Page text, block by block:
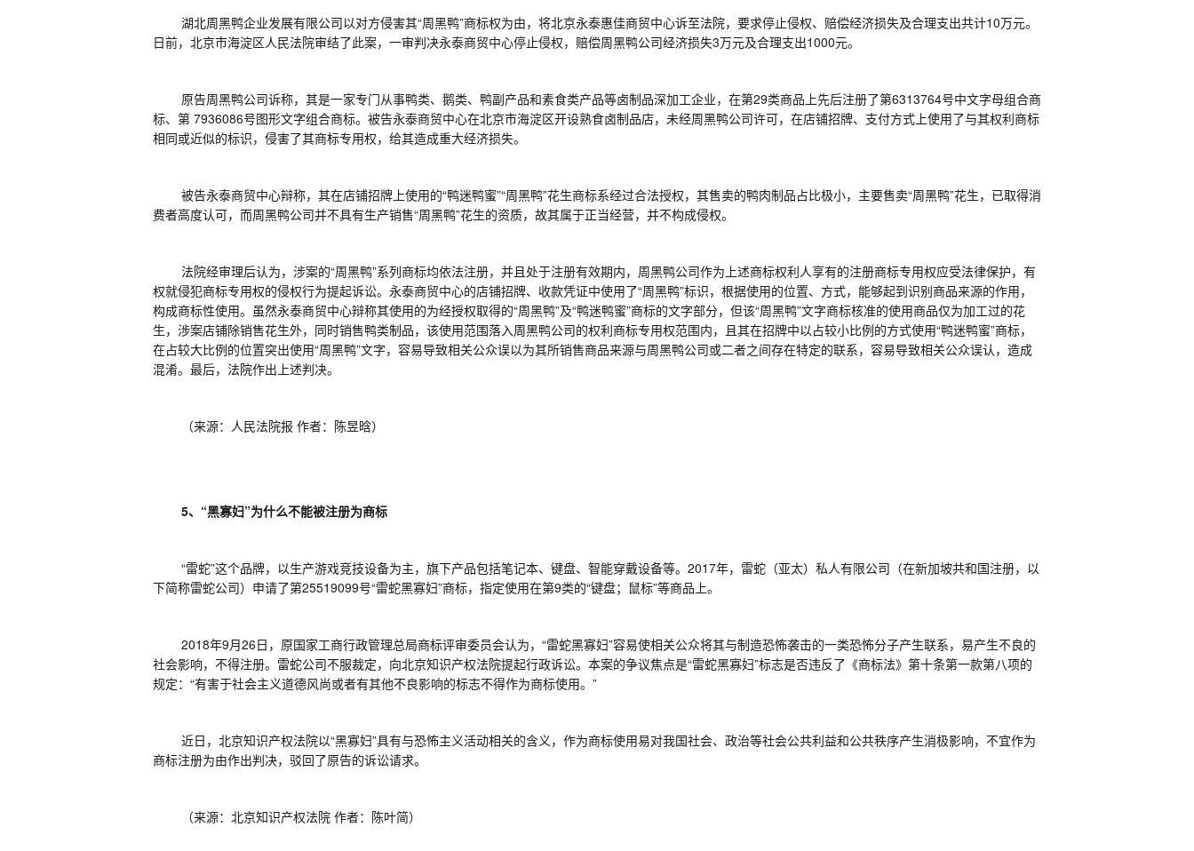
湖北周黑鸭企业发展有限公司以对方侵害其“周黑鸭”商标权为由，将北京永泰惠佳商贸中心诉至法院，要求停止侵权、赔偿经济损失及合理支出共计10万元。
日前，北京市海淀区人民法院审结了此案，一审判决永泰商贸中心停止侵权，赔偿周黑鸭公司经济损失3万元及合理支出1000元。
原告周黑鸭公司诉称，其是一家专门从事鸭类、鹅类、鸭副产品和素食类产品等卤制品深加工企业，在第29类商品上先后注册了第6313764号中文字母组合商
标、第 7936086号图形文字组合商标。被告永泰商贸中心在北京市海淀区开设熟食卤制品店，未经周黑鸭公司许可，在店铺招牌、支付方式上使用了与其权利商标
相同或近似的标识，侵害了其商标专用权，给其造成重大经济损失。
被告永泰商贸中心辩称，其在店铺招牌上使用的“鸭迷鸭蜜”“周黑鸭”花生商标系经过合法授权，其售卖的鸭肉制品占比极小，主要售卖“周黑鸭”花生，已取得消
费者高度认可，而周黑鸭公司并不具有生产销售“周黑鸭”花生的资质，故其属于正当经营，并不构成侵权。
法院经审理后认为，涉案的“周黑鸭”系列商标均依法注册，并且处于注册有效期内，周黑鸭公司作为上述商标权利人享有的注册商标专用权应受法律保护，有
权就侵犯商标专用权的侵权行为提起诉讼。永泰商贸中心的店铺招牌、收款凭证中使用了“周黑鸭”标识，根据使用的位置、方式，能够起到识别商品来源的作用，
构成商标性使用。虽然永泰商贸中心辩称其使用的为经授权取得的“周黑鸭”及“鸭迷鸭蜜”商标的文字部分，但该“周黑鸭”文字商标核准的使用商品仅为加工过的花
生，涉案店铺除销售花生外，同时销售鸭类制品，该使用范围落入周黑鸭公司的权利商标专用权范围内，且其在招牌中以占较小比例的方式使用“鸭迷鸭蜜”商标，
在占较大比例的位置突出使用“周黑鸭”文字，容易导致相关公众误以为其所销售商品来源与周黑鸭公司或二者之间存在特定的联系，容易导致相关公众误认，造成
混淆。最后，法院作出上述判决。
（来源：人民法院报 作者：陈昱晗）
5、“黑寡妇”为什么不能被注册为商标
“雷蛇”这个品牌，以生产游戏竞技设备为主，旗下产品包括笔记本、键盘、智能穿戴设备等。 2017年，雷蛇（亚太）私人有限公司（在新加坡共和国注册，以
下简称雷蛇公司）申请了第25519099号“雷蛇黑寡妇”商标，指定使用在第9类的“键盘；鼠标”等商品上。
2018年9月26日，原国家工商行政管理总局商标评审委员会认为，“雷蛇黑寡妇”容易使相关公众将其与制造恐怖袭击的一类恐怖分子产生联系，易产生不良的
社会影响，不得注册。雷蛇公司不服裁定，向北京知识产权法院提起行政诉讼。本案的争议焦点是“雷蛇黑寡妇”标志是否违反了《商标法》第十条第一款第八项的
规定：“有害于社会主义道德风尚或者有其他不良影响的标志不得作为商标使用。”
近日，北京知识产权法院以“黑寡妇”具有与恐怖主义活动相关的含义，作为商标使用易对我国社会、政治等社会公共利益和公共秩序产生消极影响，不宜作为
商标注册为由作出判决，驳回了原告的诉讼请求。
（来源：北京知识产权法院 作者：陈叶简）